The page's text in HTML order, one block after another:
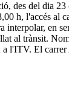
des del dia
h, l'accés al
interpolar, en
al trànsit.
l'ITV. El carrer